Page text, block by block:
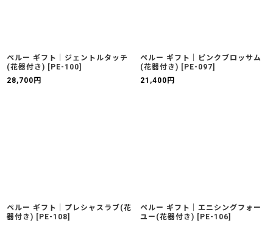
ペルー ギフト｜ジェントルタッチ
(花器付き) [ PE-100]
28,700 円
ペルー ギフト｜ピンクブロッサム
(花器付き) [ PE-097]
21,400 円
ペルー ギフト｜プレシャスラブ(花
器付き) [ PE-108]
ペルー ギフト｜エニシングフォー
ユー(花器付き) [ PE-106]